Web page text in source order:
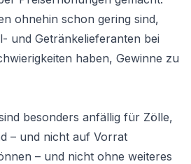
ohnehin schon gering sind,
und Getränkelieferanten bei
haben, Gewinne zu
besonders anfällig für Zölle,
– und nicht auf Vorrat
– und nicht ohne weiteres